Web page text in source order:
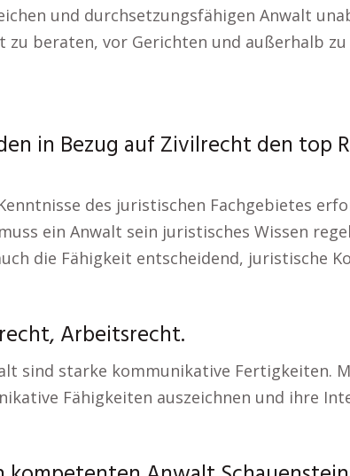
und durchsetzungsfähigen Anwalt
zu beraten, vor Gerichten und außerhalb
in Bezug auf Zivilrecht den top
des juristischen Fachgebietes
ein Anwalt sein juristisches Wissen
die Fähigkeit entscheidend, juristische
Arbeitsrecht.
sind starke kommunikative Fertigkeiten.
Fähigkeiten auszeichnen und ihre